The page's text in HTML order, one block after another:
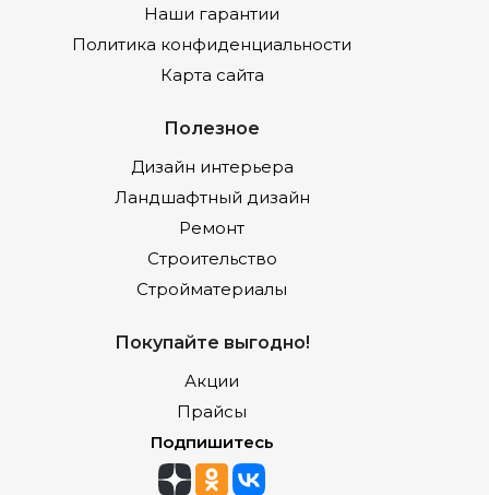
Наши гарантии
Политика конфиденциальности
Карта сайта
Полезное
Дизайн интерьера
Ландшафтный дизайн
Ремонт
Строительство
Стройматериалы
Покупайте выгодно!
Акции
Прайсы
Подпишитесь